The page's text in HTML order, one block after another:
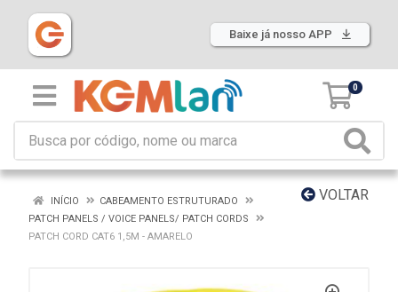
Baixe já nosso APP
0
VOLTAR
INÍCIO
CABEAMENTO ESTRUTURADO
PATCH PANELS / VOICE PANELS/ PATCH CORDS
PATCH CORD CAT6 1,5M - AMARELO